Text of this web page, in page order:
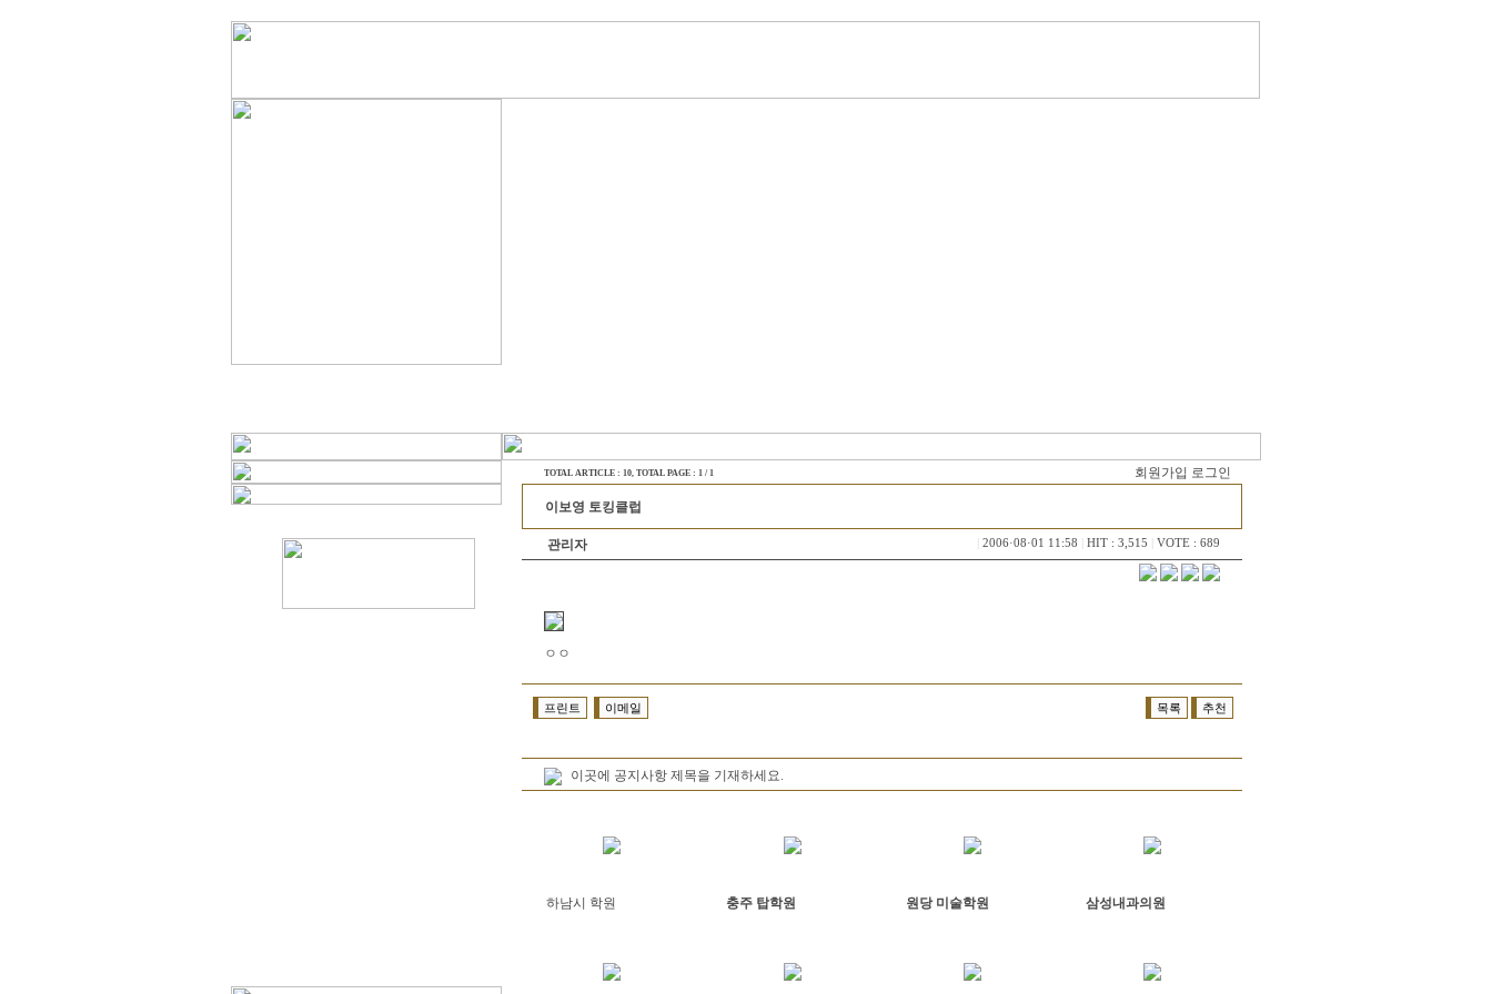
TOTAL ARTICLE : 10, TOTAL PAGE : 1 / 1 회원가입 로그인
이보영 토킹클럽
관리자 2006·08·01 11:58 HIT : 3,515 VOTE : 689
ㅇㅇ
프린트 이메일 목록 추천
이곳에 공지사항 제목을 기재하세요.
하남시 학원 충주 탑학원 원당 미술학원 삼성내과의원